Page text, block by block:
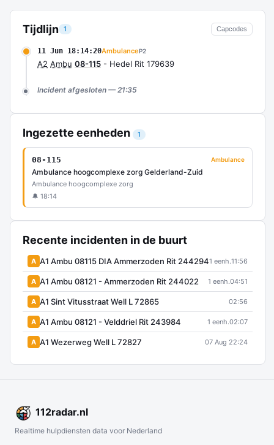
Tijdlijn 1 Capcodes
11 Jun 18:14:20AmbulanceP2
A2 Ambu 08-115 - Hedel Rit 179639
Incident afgesloten — 21:35
Ingezette eenheden 1
08-115 Ambulance
Ambulance hoogcomplexe zorg Gelderland-Zuid
Ambulance hoogcomplexe zorg
🔔 18:14
Recente incidenten in de buurt
A A1 Ambu 08115 DIA Ammerzoden Rit 2442941 eenh.11:56
A A1 Ambu 08121 - Ammerzoden Rit 244022 1 eenh.04:51
A A1 Sint Vitusstraat Well L 72865 02:56
A A1 Ambu 08121 - Velddriel Rit 243984 1 eenh.02:07
A A1 Wezerweg Well L 72827 07 Aug 22:24
112radar.nl
Realtime hulpdiensten data voor Nederland